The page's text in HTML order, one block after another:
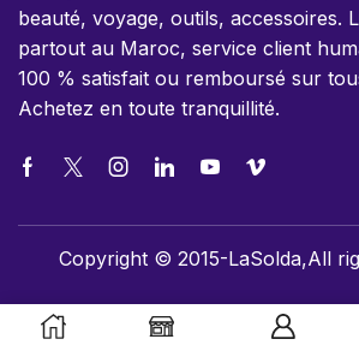
beauté, voyage, outils, accessoires.
partout au Maroc, service client
100 % satisfait ou remboursé sur
Achetez en toute tranquillité.
Copyright © 2015-LaSolda,All